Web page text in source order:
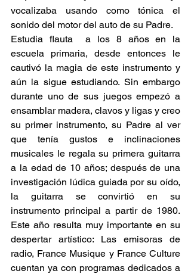
vocalizaba usando como tónica el
sonido del motor del auto de su Padre.
Estudia flauta  a los 8 años en la
escuela primaria, desde entonces le
cautivó la magia de este instrumento y
aún la sigue estudiando. Sin embargo
durante uno de sus juegos empezó a
ensamblar madera, clavos y ligas y creo
su primer instrumento, su Padre al ver
que tenía gustos e inclinaciones
musicales le regala su primera guitarra
a la edad de 10 años; después de una
investigación lúdica guiada por su oído,
la guitarra se convirtió en su
instrumento principal a partir de 1980.
Este año resulta muy importante en su
despertar artístico: Las emisoras de
radio, France Musique y France Culture
cuentan ya con programas dedicados a